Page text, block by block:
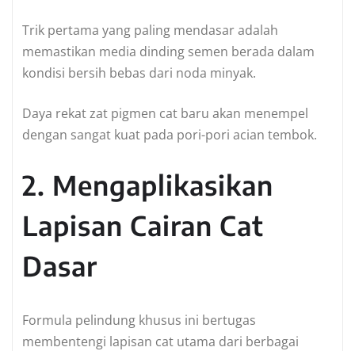
Trik pertama yang paling mendasar adalah
memastikan media dinding semen berada dalam
kondisi bersih bebas dari noda minyak.
Daya rekat zat pigmen cat baru akan menempel
dengan sangat kuat pada pori-pori acian tembok.
2. Mengaplikasikan
Lapisan Cairan Cat
Dasar
Formula pelindung khusus ini bertugas
membentengi lapisan cat utama dari berbagai